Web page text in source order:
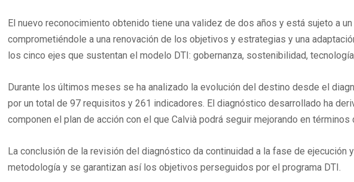
El nuevo reconocimiento obtenido tiene una validez de dos años y está sujeto a
comprometiéndole a una renovación de los objetivos y estrategias y una
los cinco ejes que sustentan el modelo DTI: gobernanza, sostenibilidad,
Durante los últimos meses se ha analizado la evolución del destino desde el
por un total de 97 requisitos y 261 indicadores. El diagnóstico desarrollado ha
componen el plan de acción con el que Calvià podrá seguir mejorando en
La conclusión de la revisión del diagnóstico da continuidad a la fase de
metodología y se garantizan así los objetivos perseguidos por el programa DTI.